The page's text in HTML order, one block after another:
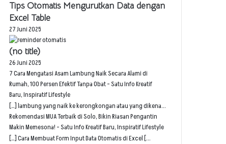
Tips Otomatis Mengurutkan Data dengan
Excel Table
27 Juni 2025
(no title)
26 Juni 2025
7 Cara Mengatasi Asam Lambung Naik Secara Alami di
Rumah, 100 Persen Efektif Tanpa Obat - Satu Info Kreatif
Baru, Inspiratif Lifestyle
[…] lambung yang naik ke kerongkongan atau yang dikena...
Rekomendasi MUA Terbaik di Solo, Bikin Riasan Pengantin
Makin Memesona! - Satu Info Kreatif Baru, Inspiratif Lifestyle
[…] Cara Membuat Form Input Data Otomatis di Excel [...